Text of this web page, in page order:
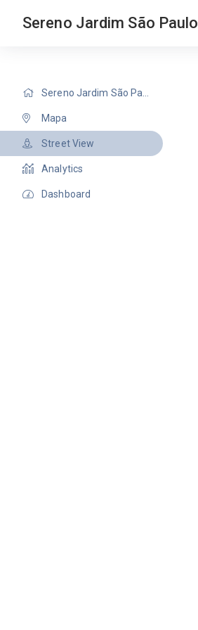
Sereno Jardim São Paulo
Sereno Jardim São Paulo
Mapa
Street View
Analytics
Dashboard